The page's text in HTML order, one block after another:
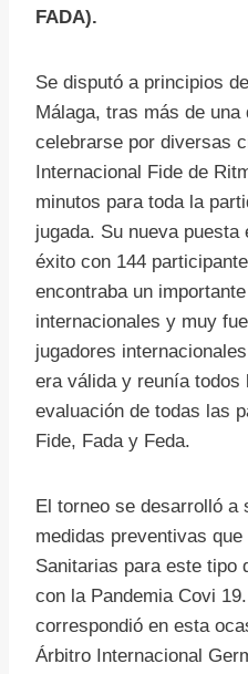
FADA).
Se disputó a principios
Málaga, tras más de una
celebrarse por diversas
Internacional Fide de
minutos para toda la
jugada. Su nueva puesta
éxito con 144
encontraba un
internacionales y muy
jugadores
era válida y reunía
evaluación de todas las
Fide, Fada y Feda.
El torneo se desarrolló a
medidas preventivas
Sanitarias para este tipo
con la Pandemia Covi
correspondió en esta
Árbitro Internacional